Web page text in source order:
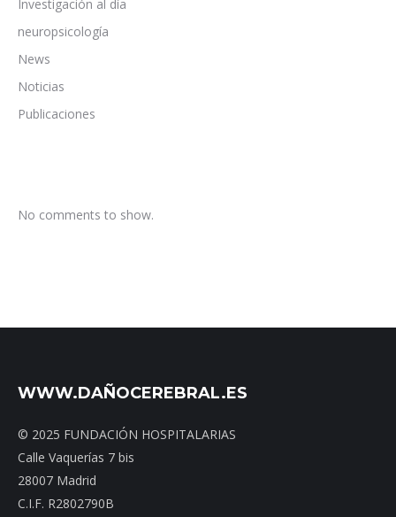
Investigación al día
neuropsicología
News
Noticias
Publicaciones
No comments to show.
WWW.DAÑOCEREBRAL.ES
© 2025 FUNDACIÓN HOSPITALARIAS
Calle Vaquerías 7 bis
28007 Madrid
C.I.F. R2802790B